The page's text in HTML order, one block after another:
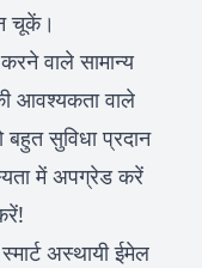
चूकें।
वाले सामान्य
आवश्यकता वाले
सुविधा प्रदान
में अपग्रेड करें
अस्थायी ईमेल